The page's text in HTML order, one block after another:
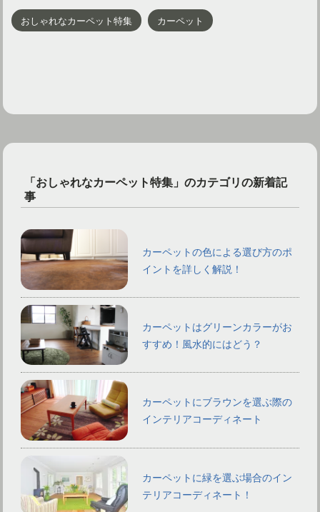
おしゃれなカーペット特集 カーペット
「おしゃれなカーペット特集」のカテゴリの新着記
事
カーペットの色による選び方のポ
イントを詳しく解説！
カーペットはグリーンカラーがお
すすめ！風水的にはどう？
カーペットにブラウンを選ぶ際の
インテリアコーディネート
カーペットに緑を選ぶ場合のイン
テリアコーディネート！